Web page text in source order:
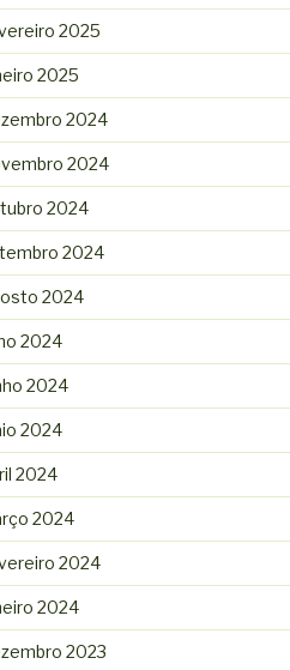
2025
2025
2024
2024
2024
2024
2024
2024
2024
2024
2024
2024
2024
2024
2023